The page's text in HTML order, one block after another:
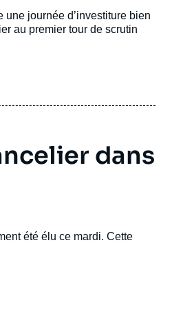
une journée d’investiture bien
au premier tour de scrutin
dans
été élu ce mardi. Cette